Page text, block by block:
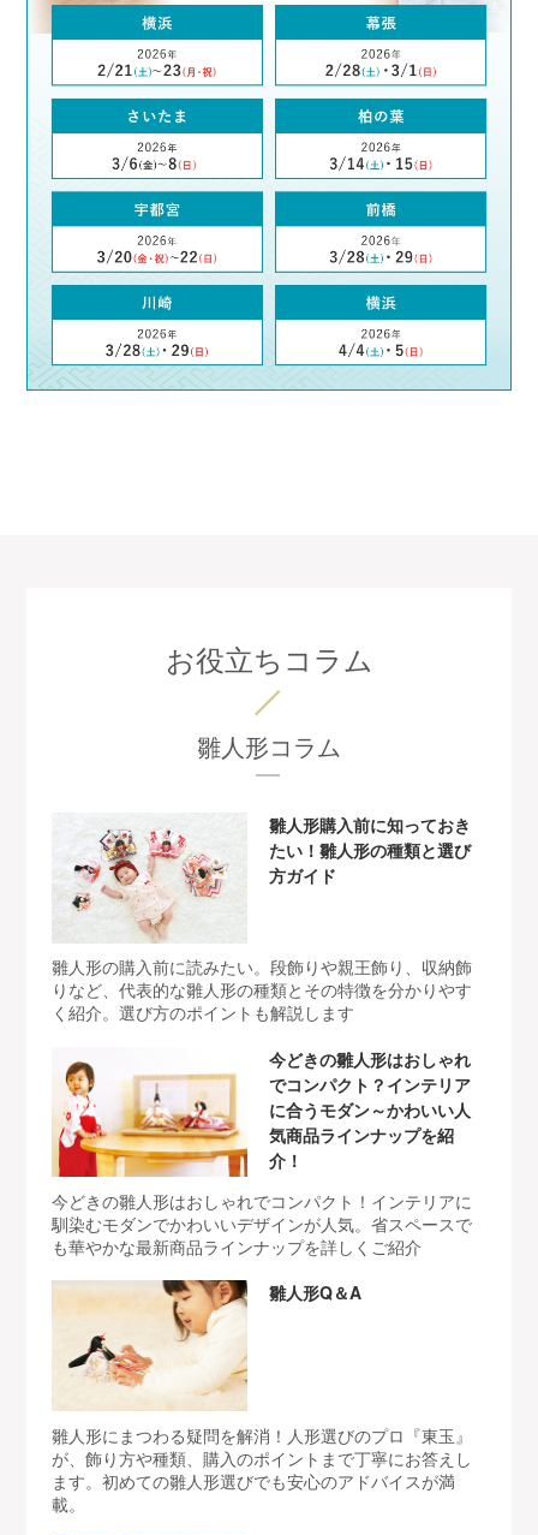
お役立ちコラム
雛人形コラム
雛人形購入前に知っておき
たい！雛人形の種類と選び
方ガイド
雛人形の購入前に読みたい。段飾りや親王飾り、収納飾
りなど、代表的な雛人形の種類とその特徴を分かりやす
く紹介。選び方のポイントも解説します
今どきの雛人形はおしゃれ
でコンパクト？インテリア
に合うモダン～かわいい人
気商品ラインナップを紹
介！
今どきの雛人形はおしゃれでコンパクト！インテリアに
馴染むモダンでかわいいデザインが人気。省スペースで
も華やかな最新商品ラインナップを詳しくご紹介
雛人形Q＆A
雛人形にまつわる疑問を解消！人形選びのプロ『東玉』
が、飾り方や種類、購入のポイントまで丁寧にお答えし
ます。初めての雛人形選びでも安心のアドバイスが満
載。